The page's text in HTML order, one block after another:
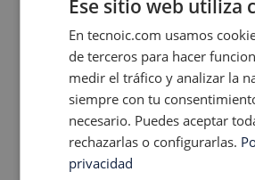
PTR: Resolución inversa: de
Usado en auditorías y logs.
SOA: Start of Authority.
zona DNS.
Ese sitio web utiliza
En tecnoic.com usamos
de terceros para hacer
medir el tráfico y analizar la
siempre con tu
necesario. Puedes aceptar
rechazarlas o configurarlas.
privacidad